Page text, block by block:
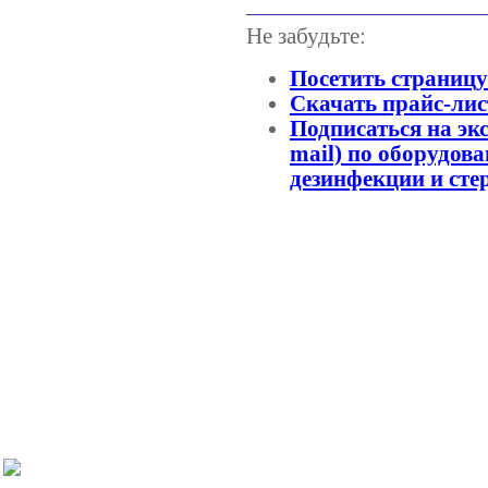
Не забудьте:
Посетить
Скачать прайс-
Подписаться на
mail) по
дезинфекции и